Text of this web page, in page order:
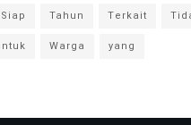
Siap Tahun Terkait
Warga yang